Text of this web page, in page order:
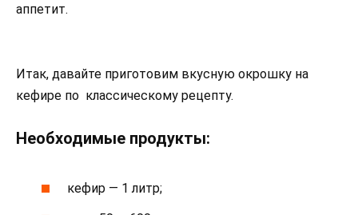
аппетит.
Итак, давайте приготовим вкусную окрошку на
кефире по классическому рецепту.
Необходимые продукты:
кефир — 1 литр;